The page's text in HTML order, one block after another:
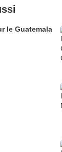
le Guatemala